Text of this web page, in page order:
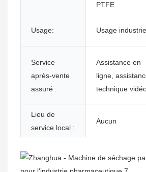
PTFE
Usage: Usage
Service
après-vente
assuré :
Assistance en
ligne,
technique
Lieu de
service local :
Aucun